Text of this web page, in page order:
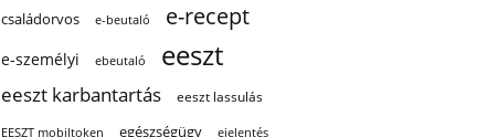
családorvos e-beutaló e-recept
e-személyi ebeutaló eeszt
eeszt karbantartás eeszt lassulás
EESZT mobiltoken egészségügy ejelentés